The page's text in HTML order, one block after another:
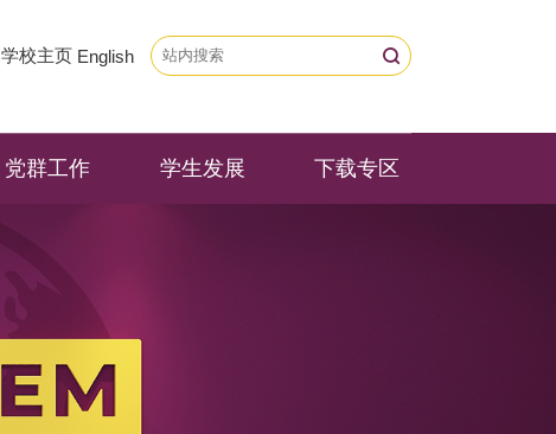
学校主页 English
党群工作 学生发展 下载专区